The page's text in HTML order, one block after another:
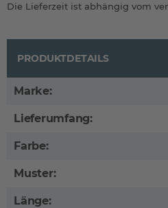
Die Lieferzeit ist abhängig vom
PRODUKTDETAILS
Marke:
Lieferumfang:
Farbe:
Muster:
Länge: